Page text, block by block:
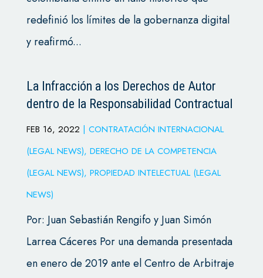
redefinió los límites de la gobernanza digital
y reafirmó...
La Infracción a los Derechos de Autor
dentro de la Responsabilidad Contractual
FEB 16, 2022 | CONTRATACIÓN INTERNACIONAL
(LEGAL NEWS), DERECHO DE LA COMPETENCIA
(LEGAL NEWS), PROPIEDAD INTELECTUAL (LEGAL
NEWS)
Por: Juan Sebastián Rengifo y Juan Simón
Larrea Cáceres Por una demanda presentada
en enero de 2019 ante el Centro de Arbitraje